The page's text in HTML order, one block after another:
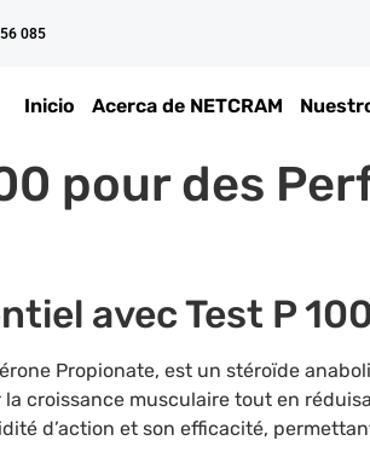
085
Inicio Acerca de NETCRAM
pour des
avec Test P
Propionate, est un stéroïde
croissance musculaire tout en
d’action et son efficacité,